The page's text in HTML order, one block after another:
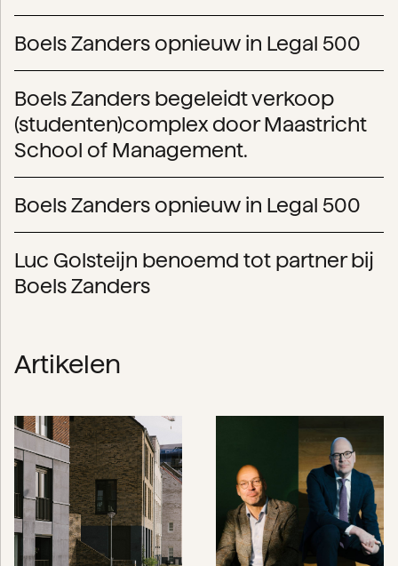
Boels Zanders opnieuw in Legal 500
Boels Zanders begeleidt verkoop
(studenten)complex door Maastricht
School of Management.
Boels Zanders opnieuw in Legal 500
Luc Golsteijn benoemd tot partner bij
Boels Zanders
Artikelen